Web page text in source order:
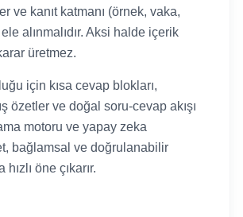
ve kanıt katmanı (örnek, vaka,
alınmalıdır. Aksi halde içerik
üretmez.
için kısa cevap blokları,
özetler ve doğal soru-cevap akışı
motoru ve yapay zeka
bağlamsal ve doğrulanabilir
öne çıkarır.